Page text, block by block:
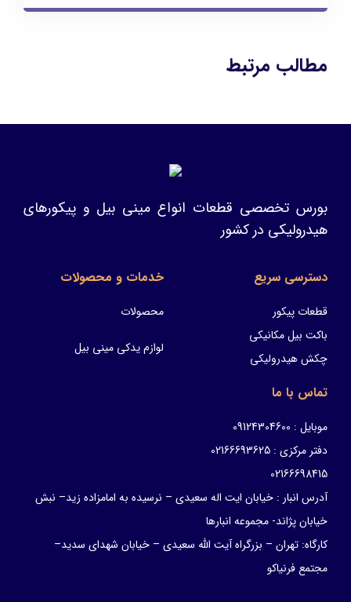
مطالب مرتبط
بورس تخصصی قطعات انواع مینی بیل و پیکورهای
هیدرولیکی در کشور
دسترسی سریع
قطعات پیکور
باکت بیل مکانیکی
چکش هیدرولیکی
خدمات و محصولات
محصولات
لوازم یدکی مینی بیل
تماس با ما
موبایل : 09124304600
دفتر مرکزی : 02166693625
02166698415
آدرس انبار : خیابان ایت اله سعیدی – نرسیده به امامزاده زید– نبش
خیابان پژاند- مجموعه انبارها
کارگاه: تهران – بزرگراه آیت الله سعیدی – خیابان شهدای سدید–
مجتمع فرنیاکو